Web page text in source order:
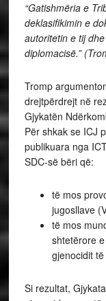
“Gatishmëria e
deklasifikimin e
autoritetin e tij
diplomacisë.”
Tromp
drejtpërdrejt në
Gjykatën
Për shkak se ICJ
publikuara nga
SDC-së bëri që:
të mos
jugosllave
të mos
shtetërore
gjenocidit
Si rezultat,